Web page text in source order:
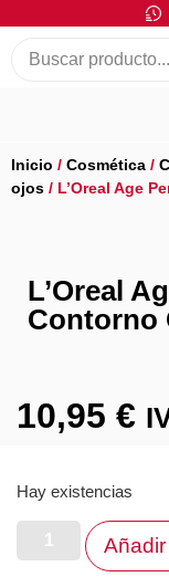
Inicio / Cosmética /
ojos / L’Oreal Age
L’Oreal
Contorno
10,95 €
Hay existencias